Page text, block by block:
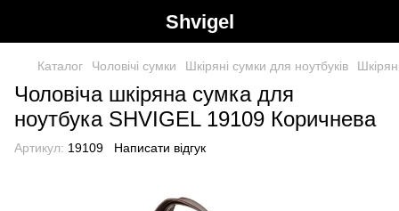
Shvigel
Каталог Чоловічі сумки Шкіряні сумки для ноутбуків
Чоловіча шкіряна сумка для
ноутбука SHVIGEL 19109 Коричнева
Артикул: 19109 Написати відгук